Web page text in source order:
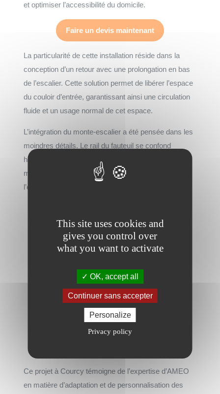
This site uses cookies and
gives you control over
what you want to activate
OK, accept all
Continuer sans accepter
Personalize
Privacy policy
et optimiser l’accessibilité du domicile.
Faire un devis maintenant
La particularité de cette installation réside dans la
conception d’un retour avec une prolongation en bas
de l’escalier. Cette solution permet de libérer l’espace
du couloir d’entrée, garantissant ainsi une circulation
fluide et un usage normal de cet espace.
L’intégration du monte-escalier a été pensée dans les
moindres détails. Le rail du fauteuil se confond
harmonieusement avec la main courante et les
marches, minimisant l’impact visuel et préservant
l’esthétique de l’escalier.
Ce projet à Courcy témoigne de l’expertise d’AMEO
en matière d’adaptation et de personnalisation des